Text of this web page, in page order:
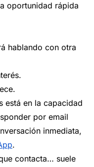
oportunidad rápida
hablando con otra
está en la capacidad
por email
inmediata,
.
contacta… suele